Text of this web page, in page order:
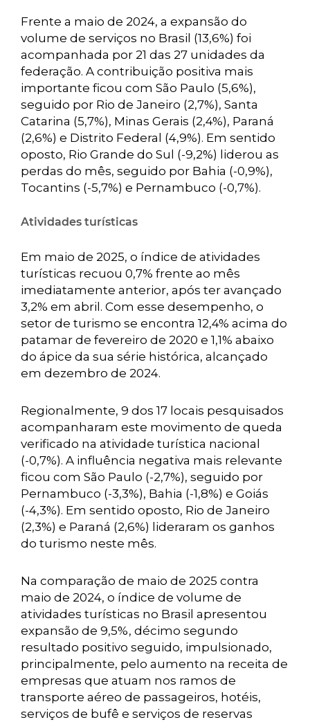
Frente a maio de 2024, a expansão do
volume de serviços no Brasil (13,6%) foi
acompanhada por 21 das 27 unidades da
federação. A contribuição positiva mais
importante ficou com São Paulo (5,6%),
seguido por Rio de Janeiro (2,7%), Santa
Catarina (5,7%), Minas Gerais (2,4%), Paraná
(2,6%) e Distrito Federal (4,9%). Em sentido
oposto, Rio Grande do Sul (-9,2%) liderou as
perdas do mês, seguido por Bahia (-0,9%),
Tocantins (-5,7%) e Pernambuco (-0,7%).
Atividades turísticas
Em maio de 2025, o índice de atividades
turísticas recuou 0,7% frente ao mês
imediatamente anterior, após ter avançado
3,2% em abril. Com esse desempenho, o
setor de turismo se encontra 12,4% acima do
patamar de fevereiro de 2020 e 1,1% abaixo
do ápice da sua série histórica, alcançado
em dezembro de 2024.
Regionalmente, 9 dos 17 locais pesquisados
acompanharam este movimento de queda
verificado na atividade turística nacional
(-0,7%). A influência negativa mais relevante
ficou com São Paulo (-2,7%), seguido por
Pernambuco (-3,3%), Bahia (-1,8%) e Goiás
(-4,3%). Em sentido oposto, Rio de Janeiro
(2,3%) e Paraná (2,6%) lideraram os ganhos
do turismo neste mês.
Na comparação de maio de 2025 contra
maio de 2024, o índice de volume de
atividades turísticas no Brasil apresentou
expansão de 9,5%, décimo segundo
resultado positivo seguido, impulsionado,
principalmente, pelo aumento na receita de
empresas que atuam nos ramos de
transporte aéreo de passageiros, hotéis,
serviços de bufê e serviços de reservas